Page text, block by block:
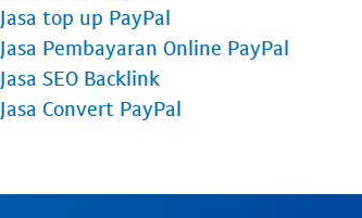
Jasa top up PayPal
Jasa Pembayaran Online PayPal
Jasa SEO Backlink
Jasa Convert PayPal